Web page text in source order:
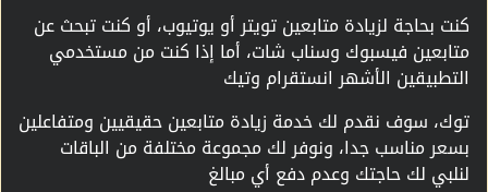
كنت بحاجة لزيادة متابعين تويتر أو يوتيوب، أو كنت تبحث عن
متابعين فيسبوك وسناب شات، أما إذا كنت من مستخدمي
التطبيقين الأشهر انستقرام وتيك
توك، سوف نقدم لك خدمة زيادة متابعين حقيقيين ومتفاعلين
بسعر مناسب جدا، ونوفر لك مجموعة مختلفة من الباقات
لنلبي لك حاجتك وعدم دفع أي مبالغ